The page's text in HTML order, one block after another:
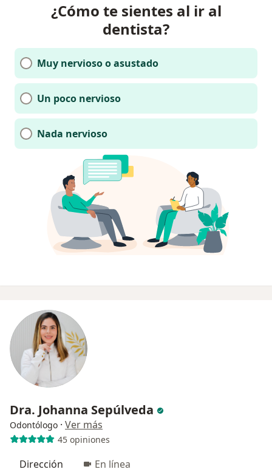
¿Cómo te sientes al ir al
dentista?
Muy nervioso o asustado
Un poco nervioso
Nada nervioso
Dra. Johanna Sepúlveda
Odontólogo · Ver más
45 opiniones
Dirección En línea